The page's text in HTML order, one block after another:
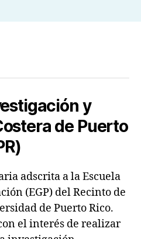
y
de Puerto
adscrita a la Escuela
(EGP) del Recinto de
de Puerto Rico.
el interés de realizar